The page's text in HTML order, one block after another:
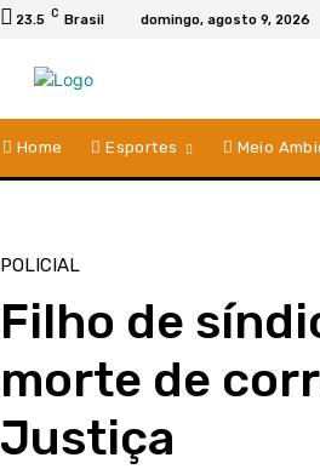
23.5 C Brasil domingo, agosto 9, 2026
Home Esportes Meio
POLICIAL
Filho de
morte de
Justiça